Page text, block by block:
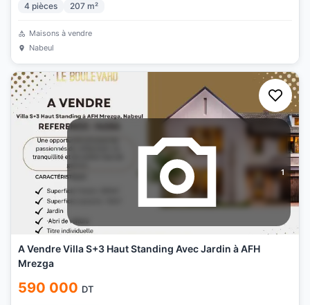
4 pièces 207 m²
Maisons à vendre
Nabeul
1
A Vendre Villa S+3 Haut Standing Avec Jardin à AFH
Mrezga
590 000 DT